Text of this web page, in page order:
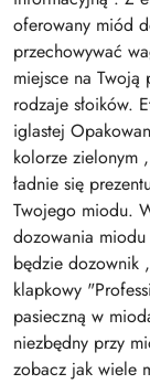
oferowany miód
przechowywać
miejsce na Twoją
rodzaje słoików.
iglastej
kolorze zielonym
ładnie się
Twojego miodu.
dozowania miodu
będzie dozownik
klapkowy
pasieczną w
niezbędny przy
zobacz jak wiele